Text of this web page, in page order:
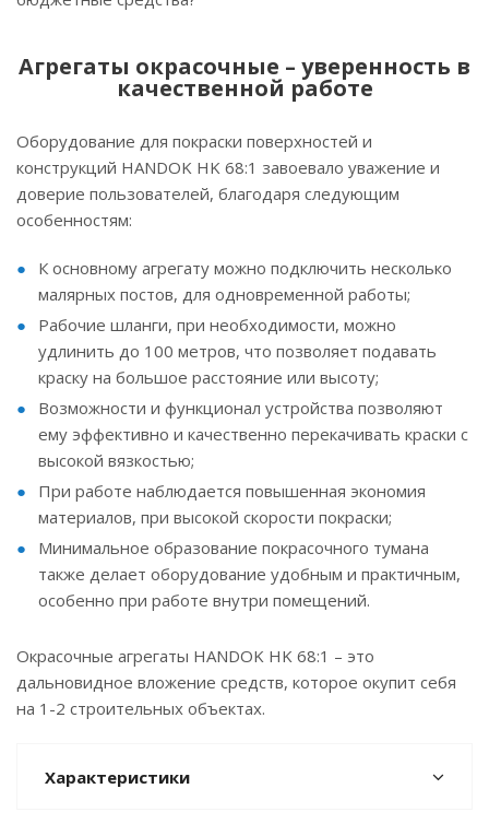
Агрегаты окрасочные – уверенность в
качественной работе
Оборудование для покраски поверхностей и
конструкций HANDOK HK 68:1 завоевало уважение и
доверие пользователей, благодаря следующим
особенностям:
К основному агрегату можно подключить несколько
малярных постов, для одновременной работы;
Рабочие шланги, при необходимости, можно
удлинить до 100 метров, что позволяет подавать
краску на большое расстояние или высоту;
Возможности и функционал устройства позволяют
ему эффективно и качественно перекачивать краски с
высокой вязкостью;
При работе наблюдается повышенная экономия
материалов, при высокой скорости покраски;
Минимальное образование покрасочного тумана
также делает оборудование удобным и практичным,
особенно при работе внутри помещений.
Окрасочные агрегаты HANDOK HK 68:1 – это
дальновидное вложение средств, которое окупит себя
на 1-2 строительных объектах.
Характеристики